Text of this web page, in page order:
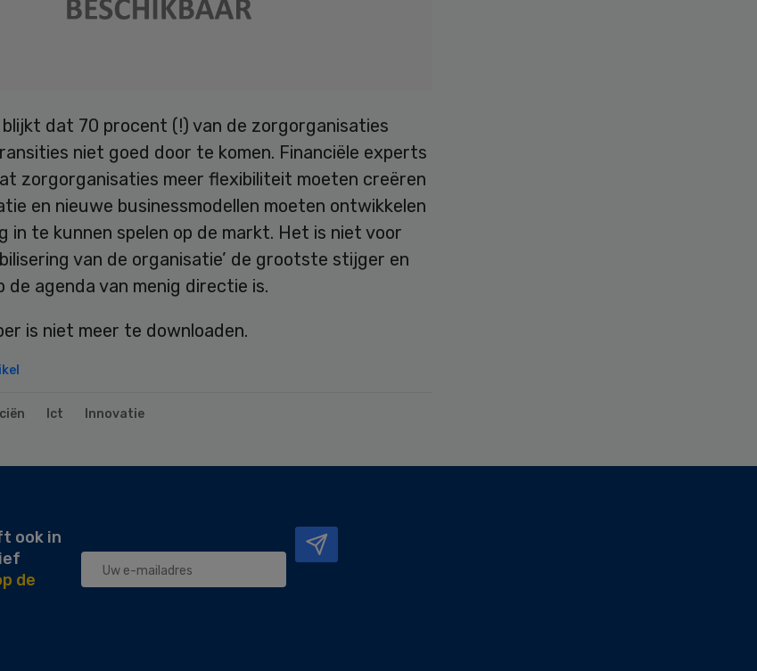
dat 70 procent (!) van de zorgorganisaties
niet goed door te komen. Financiële experts
zorgorganisaties meer flexibiliteit moeten creëren
en nieuwe businessmodellen moeten ontwikkelen
in te kunnen spelen op de markt. Het is niet voor
van de organisatie’ de grootste stijger en
de agenda van menig directie is.
is niet meer te downloaden.
Ict Innovatie
ook in
de